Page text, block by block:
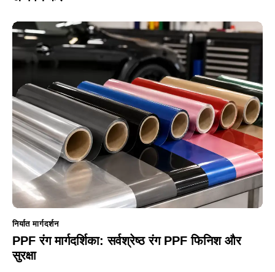
निर्यात मार्गदर्शन
PPF रंग मार्गदर्शिका: सर्वश्रेष्ठ रंग PPF फिनिश और
सुरक्षा